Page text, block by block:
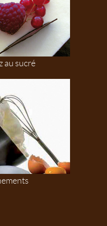
au sucré